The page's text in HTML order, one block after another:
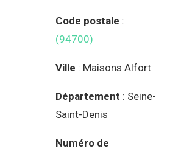
Code postale :
(94700)
Ville : Maisons Alfort
Département : Seine-
Saint-Denis
Numéro de